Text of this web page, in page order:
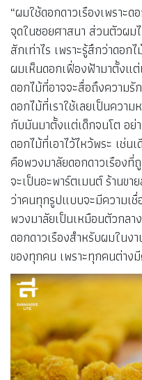
“ผมใช้ดอกดาวเรืองเพราะ
จุดในซอยศาสนา ส่วนตัวผม
สักเท่าไร เพราะรู้สึกว่าดอ
ผมเห็นดอกเฟื่องฟ้ามาตั้งแ
ดอกไม้ที่อาจจะสื่อถึงความ
ดอกไม้ที่เราใช้เลยเป็นควา
กับมันมาตั้งแต่เด็กจนโต อย่
ดอกไม้ที่เอาไว้ไหว้พระ เช่
คือพวงมาลัยดอกดาวเรืองที่
จะเป็นอะพาร์ตเมนต์ ร้านข
ว่าคนทุกรูปแบบจะมีความเ
พวงมาลัยเป็นเหมือนตัวกล
ดอกดาวเรืองสำหรับผมในง
ของทุกคน เพราะทุกคนต่าง